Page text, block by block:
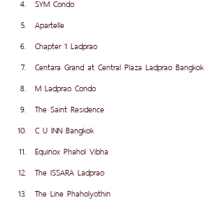
Apartelle
Chapter 1 Ladprao
Centara Grand at Central Plaza Ladprao Bangkok
M Ladprao Condo
The Saint Residence
C U INN Bangkok
Equinox Phahol Vibha
The ISSARA Ladprao
The Line Phaholyothin